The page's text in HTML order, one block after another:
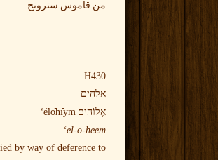
من قاموس سترونج
H430
אלהים
אֱלוֹהִים
elohıym
el-o-heem‘
by way of deference to